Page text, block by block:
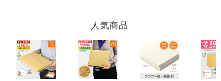
人気商品